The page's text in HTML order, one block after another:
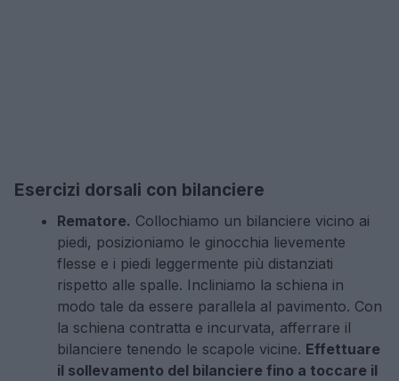
Esercizi dorsali con bilanciere
Rematore. Collochiamo un bilanciere vicino ai
piedi, posizioniamo le ginocchia lievemente
flesse e i piedi leggermente più distanziati
rispetto alle spalle. Incliniamo la schiena in
modo tale da essere parallela al pavimento. Con
la schiena contratta e incurvata, afferrare il
bilanciere tenendo le scapole vicine. Effettuare
il sollevamento del bilanciere fino a toccare il